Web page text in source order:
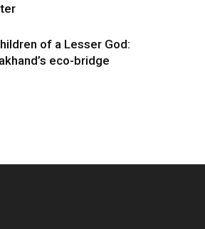
of a Lesser God:
eco-bridge